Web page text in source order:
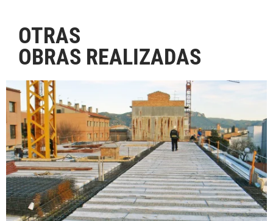
OTRAS
OBRAS REALIZADAS